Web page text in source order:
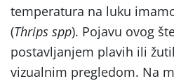
temperatura na luku
(Thrips spp). Pojavu ovog
postavljanjem plavih ili
vizualnim pregledom. Na